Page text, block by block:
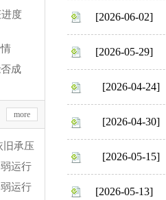
度
成
more
旧承压
运行
运行
[2026-06-02]
[2026-05-29]
[2026-04-24]
[2026-04-30]
[2026-05-15]
[2026-05-13]